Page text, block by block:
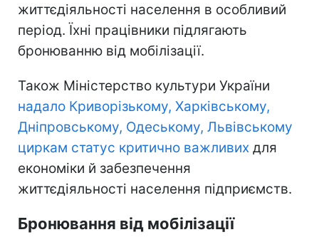
життєдіяльності населення в особливий
період. Їхні працівники підлягають
бронюванню від мобілізації.
Також Міністерство культури України
надало Криворізькому, Харківському,
Дніпровському, Одеському, Львівському
циркам статус критично важливих для
економіки й забезпечення
життєдіяльності населення підприємств.
Бронювання від мобілізації